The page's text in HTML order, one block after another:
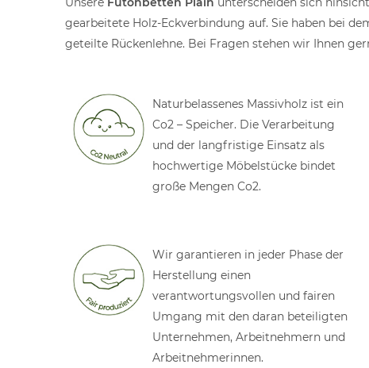
gearbeitete Holz-Eckverbindung auf. Sie haben bei
geteilte Rückenlehne. Bei Fragen stehen wir Ihnen
Naturbelassenes Massivholz ist ein
Co2 – Speicher. Die Verarbeitung
und der langfristige Einsatz als
hochwertige Möbelstücke bindet
große Mengen Co2.
Wir garantieren in jeder Phase der
Herstellung einen
verantwortungsvollen und fairen
Umgang mit den daran beteiligten
Unternehmen, Arbeitnehmern und
Arbeitnehmerinnen.